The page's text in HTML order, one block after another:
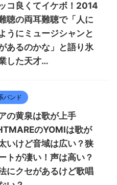
コ良くてイケボ！2014
聴の両耳難聴で「人に
うにミュージシャンと
あるのかな」と語り氷
した天才…
バンド
の黄泉は歌が上手
のYOMIは歌が
いけど音域は広い？狭
トが凄い！声は高い？
にクセがあるけど歌唱